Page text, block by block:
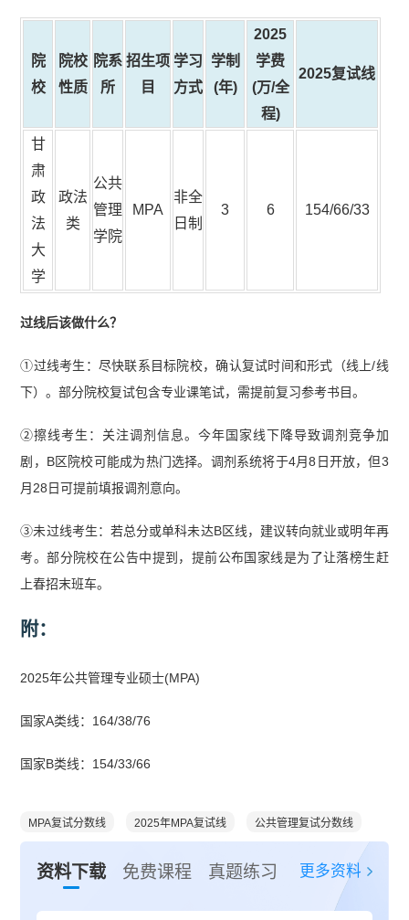
院
校
院校
性质
院系
所
招生项
目
学习
方式
学制
(年)
2025
学费
(万/全
程)
2025复试线
甘
肃
政
法
大
学
政法
类
公共
管理
学院
MPA
非全
日制
3 6 154/66/33
过线后该做什么？
①过线考生：尽快联系目标院校，确认复试时间和形式（线上/线
下）。部分院校复试包含专业课笔试，需提前复习参考书目。
②擦线考生：关注调剂信息。今年国家线下降导致调剂竞争加
剧，B区院校可能成为热门选择。调剂系统将于4月8日开放，但3
月28日可提前填报调剂意向。
③未过线考生：若总分或单科未达B区线，建议转向就业或明年再
考。部分院校在公告中提到，提前公布国家线是为了让落榜生赶
上春招末班车。
附：
2025年公共管理专业硕士(MPA)
国家A类线：164/38/76
国家B类线：154/33/66
MPA复试分数线 2025年MPA复试线 公共管理复试分数线
资料下载 免费课程 真题练习 更多资料